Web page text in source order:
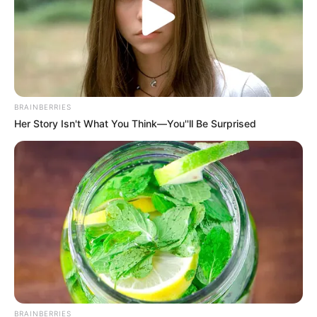
Memiliki seekor anjing sebagai hewan peliharaan dan
menunjukkan cintanya pada anjingnya dengan sering
memposting foto anjingnya.
Baca juga: Biodata, Profil, dan Fakta Georgina Rodriguez
Serial
2022)
The Charlie Rymer Golf Show(2021)
Sport Illustrated: Paige Spiranac(2018)
The Strip Live(2018)
Risky Biz(2018)
(2017)
Breaking Par(2017)
BRAINBERRIES
Her Story Isn't What You Think—You''ll Be Surprised
BRAINBERRIES